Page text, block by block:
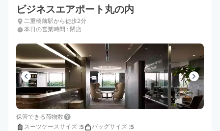
ビジネスエアポート丸の内
二重橋前駅から徒歩2分
本日の営業時間 : 閉店
保管できる荷物数
スーツケースサイズ :5 バッグサイズ :5